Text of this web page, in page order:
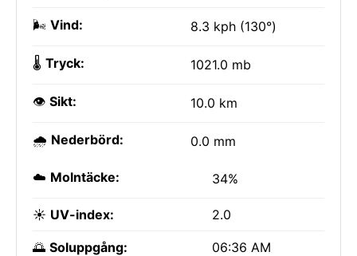
🌬️ Vind: 8.3 kph (130°)
🌡️ Tryck: 1021.0 mb
👁️ Sikt: 10.0 km
🌧️ Nederbörd: 0.0 mm
☁️ Molntäcke: 34%
☀️ UV-index: 2.0
🌅 Soluppgång: 06:36 AM